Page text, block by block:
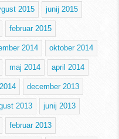
2015 junij 2015
februar 2015
2014 oktober 2014
maj 2014 april 2014
december 2013
2013 junij 2013
februar 2013